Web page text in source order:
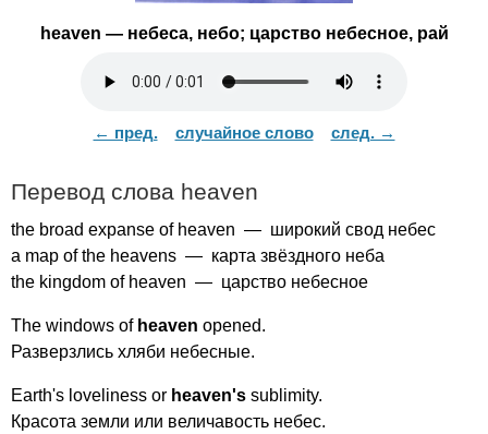
heaven — небеса, небо; царство небесное, рай
← пред. случайное слово след. →
Перевод слова heaven
the broad expanse of heaven — широкий свод небес
a map of the heavens — карта звёздного неба
the kingdom of heaven — царство небесное
The windows of heaven opened.
Разверзлись хляби небесные.
Earth's loveliness or heaven's sublimity.
Красота земли или величавость небес.